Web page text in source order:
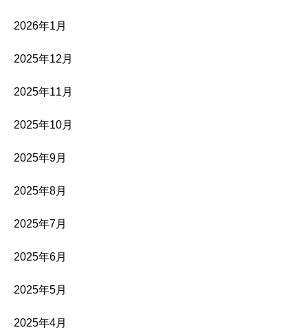
2026年1月
2025年12月
2025年11月
2025年10月
2025年9月
2025年8月
2025年7月
2025年6月
2025年5月
2025年4月